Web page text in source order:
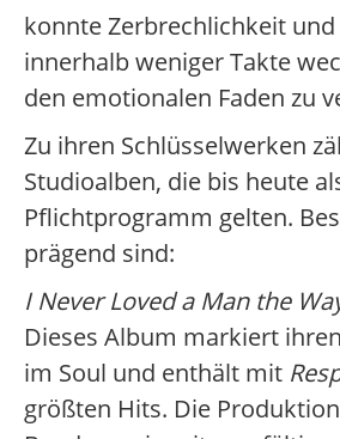
konnte Zerbrechlichkeit
innerhalb weniger Takte
den emotionalen Faden zu
Zu ihren Schlüsselwerken
Studioalben, die bis heute
Pflichtprogramm gelten.
prägend sind:
I Never Loved a Man the
Dieses Album markiert
im Soul und enthält mit
größten Hits. Die